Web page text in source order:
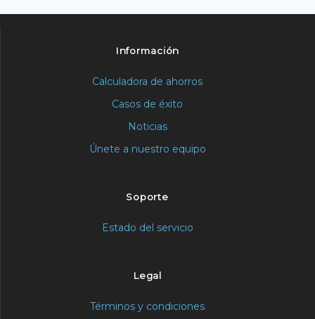
Información
Calculadora de ahorros
Casos de éxito
Noticias
Únete a nuestro equipo
Soporte
Estado del servicio
Legal
Términos y condiciones